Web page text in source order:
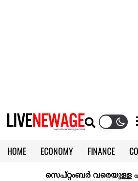
HOME ECONOMY FINANCE
KERALA @70
സെപ്റ്റംബർ വരെയുള്ള